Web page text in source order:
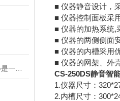
■ 仪器静音设计，
■ 仪器控制面板采
■ 仪器的加热系统,
■ 仪器的两侧侧面
■ 仪器的内槽采用
■ 仪器的网架、外
CS-250DS静音智
1.仪器尺寸：
2.内槽尺寸：